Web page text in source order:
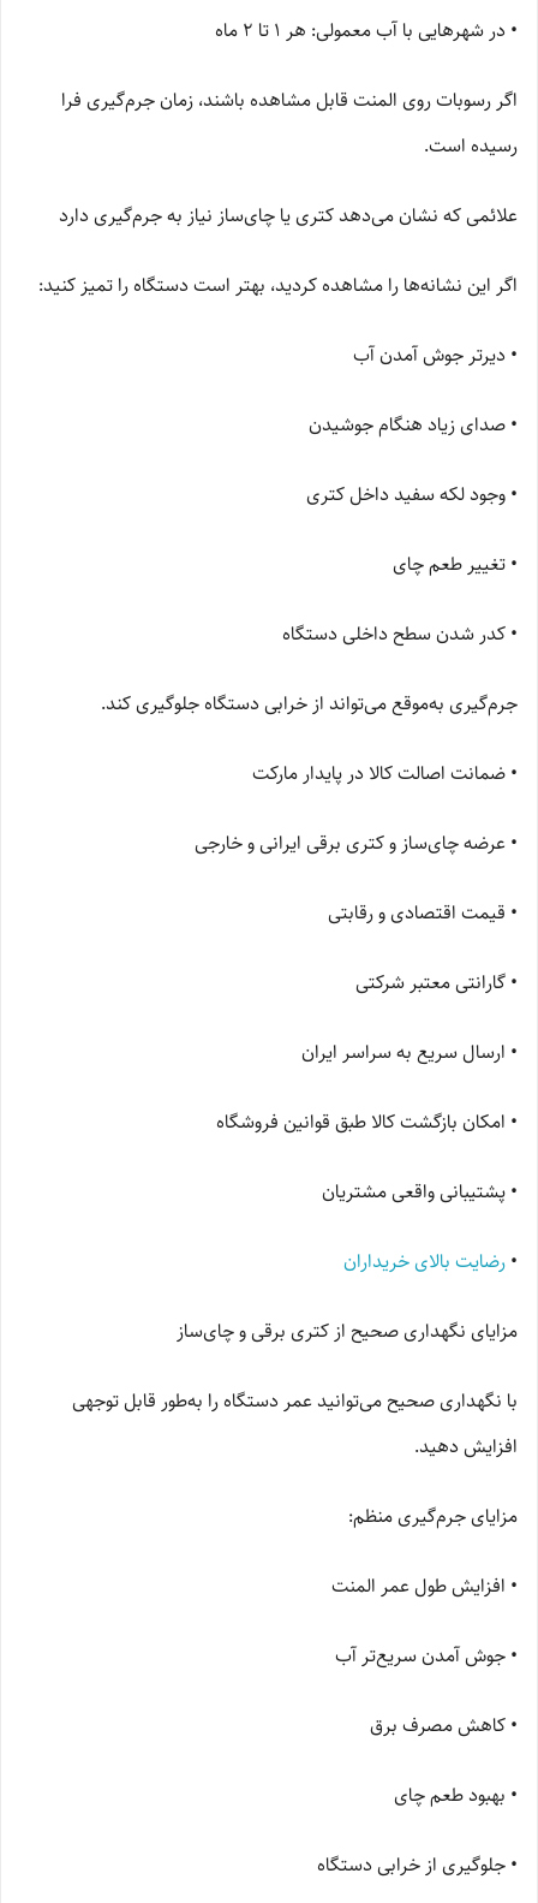
• در شهرهایی با آب معمولی: هر 1 تا 2 ماه
اگر رسوبات روی المنت قابل مشاهده باشند، زمان جرم‌گیری فرا
رسیده است.
علائمی که نشان می‌دهد کتری یا چای‌ساز نیاز به جرم‌گیری دارد
اگر این نشانه‌ها را مشاهده کردید، بهتر است دستگاه را تمیز کنید:
• دیرتر جوش آمدن آب
• صدای زیاد هنگام جوشیدن
• وجود لکه سفید داخل کتری
• تغییر طعم چای
• کدر شدن سطح داخلی دستگاه
جرم‌گیری به‌موقع می‌تواند از خرابی دستگاه جلوگیری کند.
• ضمانت اصالت کالا در پایدار مارکت
• عرضه چای‌ساز و کتری برقی ایرانی و خارجی
• قیمت اقتصادی و رقابتی
• گارانتی معتبر شرکتی
• ارسال سریع به سراسر ایران
• امکان بازگشت کالا طبق قوانین فروشگاه
• پشتیبانی واقعی مشتریان
• رضایت بالای خریداران
مزایای نگهداری صحیح از کتری برقی و چای‌ساز
با نگهداری صحیح می‌توانید عمر دستگاه را به‌طور قابل توجهی
افزایش دهید.
مزایای جرم‌گیری منظم:
• افزایش طول عمر المنت
• جوش آمدن سریع‌تر آب
• کاهش مصرف برق
• بهبود طعم چای
• جلوگیری از خرابی دستگاه